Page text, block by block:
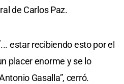
de Carlos Paz.
estar recibiendo esto por el
placer enorme y se lo
Gasalla”, cerró.